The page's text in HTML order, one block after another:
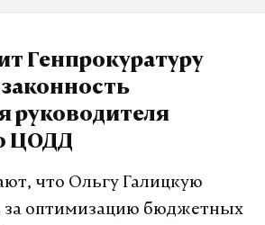
Генпрокуратуру
руководителя
ЦОДД
что Ольгу Галицкую
за оптимизацию бюджетных